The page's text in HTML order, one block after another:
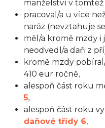
manželství v tomtéž
pracoval/a u více
naráz (nevztahuje
měl/a kromě mzdy i
neodvedl/a daň z
kromě mzdy
410 eur ročně,
alespoň část roku
5,
alespoň část roku
daňové třídy 6,